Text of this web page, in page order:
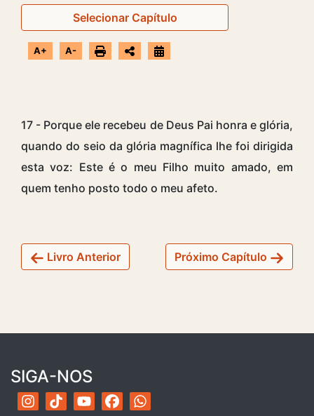
Selecionar Capítulo
A+ A-
17 - Porque ele recebeu de Deus Pai honra e glória,
quando do seio da glória magnífica lhe foi dirigida
esta voz: Este é o meu Filho muito amado, em
quem tenho posto todo o meu afeto.
Livro Anterior Próximo Capítulo
SIGA-NOS